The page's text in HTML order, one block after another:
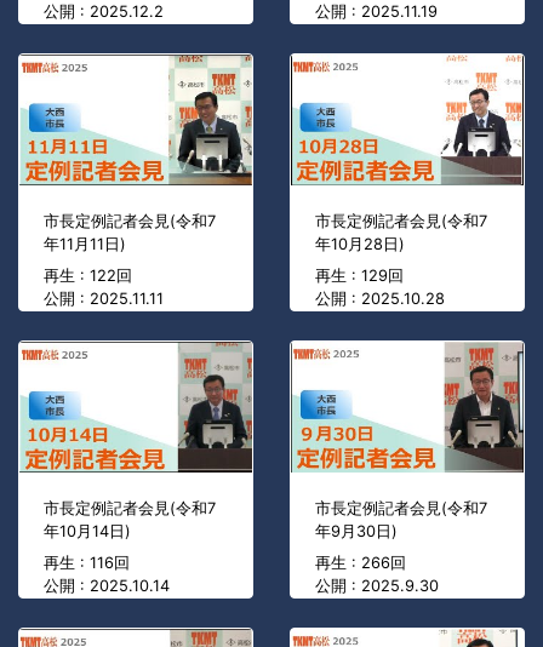
公開 : 2025.12.2
公開 : 2025.11.19
市長定例記者会見(令和7
年11月11日)
再生 : 122回
公開 : 2025.11.11
市長定例記者会見(令和7
年10月28日)
再生 : 129回
公開 : 2025.10.28
市長定例記者会見(令和7
年10月14日)
再生 : 116回
公開 : 2025.10.14
市長定例記者会見(令和7
年9月30日)
再生 : 266回
公開 : 2025.9.30